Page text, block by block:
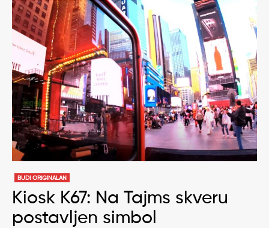
BUDI ORIGINALAN
Kiosk K67: Na Tajms skveru
postavljen simbol